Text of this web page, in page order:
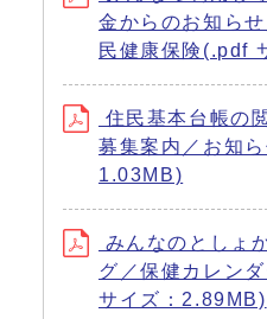
金からのお知ら
民健康保険(.pdf
住民基本台帳の
募集案内／お知
1.03MB)
みんなのとしょ
グ／保健カレン
サイズ：2.89MB)